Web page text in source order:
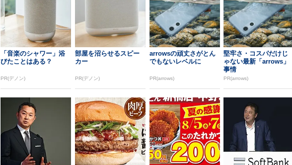
「音楽のシャワー」浴
びたことはある？
PR(デノン)
部屋を沼らせるスピー
カー
PR(デノン)
arrowsの頑丈さがとん
でもないレベルに
PR(arrows)
堅牢さ・コスパだけじ
ゃない最新「arrows」
事情
PR(arrows)